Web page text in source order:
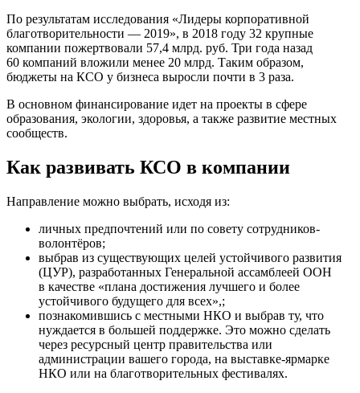
По результатам исследования «Лидеры корпоративной
благотворительности — 2019», в 2018 году 32 крупные
компании пожертвовали 57,4 млрд. руб. Три года назад
60 компаний вложили менее 20 млрд. Таким образом,
бюджеты на КСО у бизнеса выросли почти в 3 раза.
В основном финансирование идет на проекты в сфере
образования, экологии, здоровья, а также развитие местных
сообществ.
Как развивать КСО в компании
Направление можно выбрать, исходя из:
личных предпочтений или по совету сотрудников-
волонтёров;
выбрав из существующих целей устойчивого развития
(ЦУР), разработанных Генеральной ассамблеей ООН
в качестве «плана достижения лучшего и более
устойчивого будущего для всех»,;
познакомившись с местными НКО и выбрав ту, что
нуждается в большей поддержке. Это можно сделать
через ресурсный центр правительства или
администрации вашего города, на выставке-ярмарке
НКО или на благотворительных фестивалях.